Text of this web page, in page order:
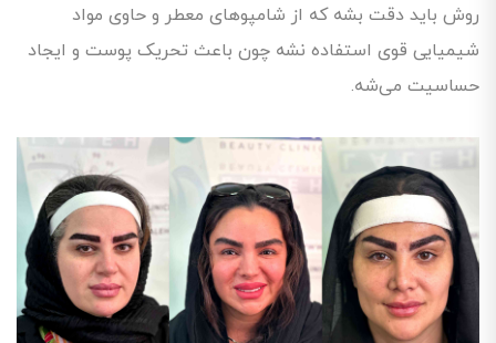
روش باید دقت بشه که از شامپوهای معطر و حاوی مواد
شیمیایی قوی استفاده نشه چون باعث تحریک پوست و ایجاد
حساسیت می‌شه.